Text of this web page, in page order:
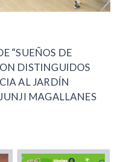
“SUEÑOS DE
DISTINGUIDOS
AL JARDÍN
MAGALLANES